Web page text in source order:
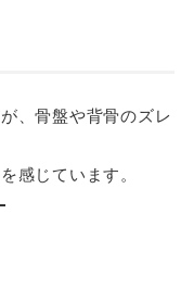
、骨盤や背骨のズレ
感じています。